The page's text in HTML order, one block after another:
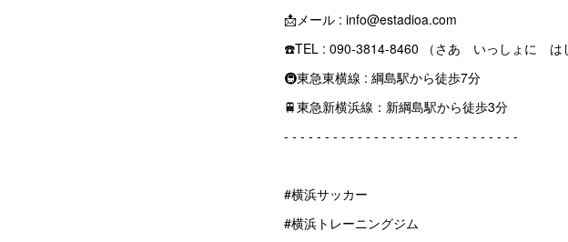
📩メール : info@estadioa.com
☎️TEL : 090-3814-8460 （さあ いっしょに は
🚇東急東横線 : 綱島駅から徒歩7分
🚆東急新横浜線：新綱島駅から徒歩3分
‐ ‐ ‐ ‐ ‐ ‐ ‐ ‐ ‐ ‐ ‐ ‐ ‐ ‐ ‐ ‐ ‐ ‐ ‐ ‐ ‐ ‐ ‐ ‐ ‐ ‐ ‐ ‐ ‐
#横浜サッカー
#横浜トレーニングジム